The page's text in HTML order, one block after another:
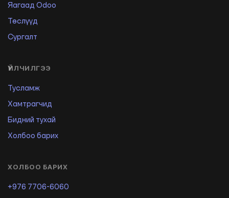
Яагаад Odoo
Төслүүд
Сургалт
ҮЙЛЧИЛГЭЭ
Тусламж
Хамтрагчид
Бидний тухай
Холбоо барих
ХОЛБОО БАРИХ
+976 7706-6060